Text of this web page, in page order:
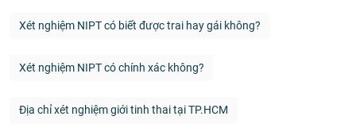
Xét nghiệm NIPT có biết được trai hay gái không?
Xét nghiệm NIPT có chính xác không?
Địa chỉ xét nghiệm giới tinh thai tại TP.HCM